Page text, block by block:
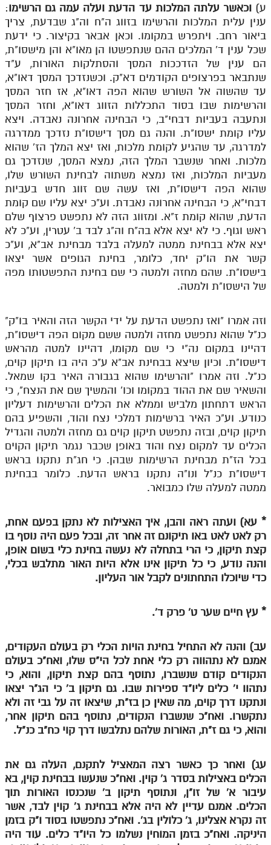
אתר הבית
לאתר ספר הרב
דף היומי בזוהר הקדוש
ע)וכאשר עלתה המלכות עד הדעת ועלה עמה גם הרשימו:
ענין עלית המלכות והרשימו בזווג ה"ח וה"ג שבדעת, צריך
ביאור רחב. ויתפרש במקומו. וכאן אבאר בקיצור. כי ידעת
שכל ענין ד' המלכים ההם שנתפשטו הן מאו"א והן מישסו"ת,
הם ענין של הזדככות המסך והסתלקות האורות, ע"ד
שנתבאר בפרצופים הקודמים דא"ק. וכשנזדכך המסך דאו"א,
עד שהשוה אל השורש שהוא הפה דאו"א, אז חזר המסך
והרשימות שבו בסוד התכללות הזווג דאו"א, וחזר המסך
ונתעבה בעביות דבחי"ב, כי הבחינה אחרונה נאבדה. ויצא
עליו קומת ישסו"ת. והנה גם מסך דישסו"ת נזדכך ממדרגה
למדרגה, עד שהגיע לקומת מלכות, ואז יצא המלך הז' שהוא
מלכות. ואחר שנשבר המלך הזה, נמצא המסך, שנזדכך גם
מעביות המלכות, ואז נמצא משתוה לבחינת השורש שלו,
שהוא הפה דישסו"ת, ואז עשה שם זווג חדש בעביות
דבחי"א, כי הבחינה אחרונה נאבדת. וע"כ יצא עליו שם קומת
הדעת, שהוא קומת ז"א. ומזווג הזה לא נתפשט פרצוף שלם
ראש וגוף. כי לא יצא אלא בה"ח וה"ג לבד ב' עטרין, וע"כ לא
יצא אלא בבחינת ממטה למעלה בלבד מבחינת אב"א, וע"כ
קשר את הו"ק יחד, כלומר, בחינת הגופים אשר יצאו
בישסו"ת. שהם מחזה ולמטה כי שם בחינת התפשטותו מפה
של הישסו"ת ולמטה.
וזה אמרו "ואז נתפשט הדעת על ידי הקשר הזה והאיר בו"ק"
כנ"ל שהוא נתפשט מחזה ולמטה ששם מקום הפה דישסו"ת,
דהיינו במקום נה"י כי שם מקומו, דהיינו למטה מהראש
דישסו"ת. וכיון שיצא בבחינת אב"א ע"כ היה בו תיקון קוים,
כנ"ל. וזה אמרו "והרשימו שהוא בגבורה האיר בקו שמאל.
והשאיר שם את ההוד במקומו וכו' והמשיך שם את הנצח", כי
הראש דתחתון מלביש וממלא את הכלים והרשימות דעליון
כנודע. וע"כ האיר ברשימות דמלכי נצח והוד, והשפיע בהם
תיקון קוים, ובזה נתפשט תיקון קוים גם מחזה ולמטה והגדיל
הכלים עד למקום נצח והוד באופן שכבר נגמר תיקון הקוים
בכל הז"ת מבחינת הרשימות שבהן. כי חג"ת נתקנו בראש
דישסו"ת כנ"ל ונו"ה נתקנו בראש הדעת. כלומר בבחינת
ממטה למעלה שלו כמבואר.
* עא) ועתה ראה והבן, איך האצילות לא נתקן בפעם אחת,
רק לאט לאט באו תיקונם זה אחר זה, ובכל פעם היה נוסף בו
קצת תיקון, כי הרי בתחלה לא נעשה בחינת כלי בשום אופן,
והנה נודע, כי כל תיקון אינו אלא היות האור מתלבש בכלי,
כדי שיוכלו התחתונים לקבל אור העליון.
* עץ חיים שער ט' פרק ד'.
עב) והנה לא התחיל בחינת הויות הכלי רק בעולם העקודים,
אמנם לא נתהווה רק כלי אחת לכל הי"ס שלו, ואח"כ בעולם
הנקודים קודם שנשברו, נתוסף בהם קצת תיקון, והוא, כי
נתהוו י' כלים ליו"ד ספירות שבו. גם תיקון ב' כי הג"ר יצאו
ונתקנו דרך קוים, מה שאין כן בז"ת, שיצאו זה על גבי זה ולא
נתקשרו. ואח"כ שנשברו הנקודים, נתוסף בהם תיקון אחר,
והוא, כי גם ז"ת, האורות שלהם נתלבשו דרך קוי כח"ב כנ"ל.
עג) ואחר כך כאשר רצה המאציל לתקנם, העלה גם את
הכלים באצילות בסדר ג' קוין. ואח"כ שנעשו בבחינת קוין, בא
עיבור א' של זו"ן, ונתוסף תיקון ב' שנכנסו האורות תוך
הכלים. אמנם עדיין לא היה אלא בבחינת ג' קוין לבד, אשר
זה נקרא אצלינו, ג' כלולין בג'. ואח"כ נתפשטו בסוד ו"ק בזמן
היניקה. ואח"כ בזמן המוחין נשלמו כל היו"ד כלים. עוד היה